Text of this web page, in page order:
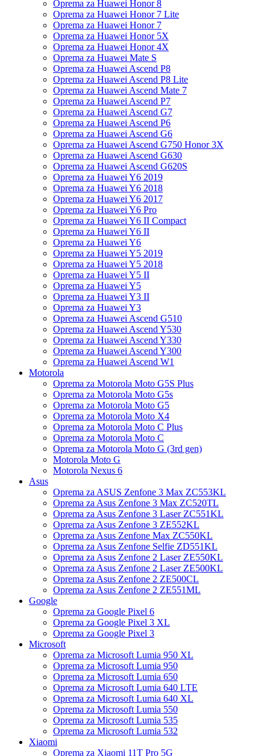
Oprema za Huawei Honor 8
Oprema za Huawei Honor 7 Lite
Oprema za Huawei Honor 7
Oprema za Huawei Honor 5X
Oprema za Huawei Honor 4X
Oprema za Huawei Mate S
Oprema za Huawei Ascend P8
Oprema za Huawei Ascend P8 Lite
Oprema za Huawei Ascend Mate 7
Oprema za Huawei Ascend P7
Oprema za Huawei Ascend G7
Oprema za Huawei Ascend P6
Oprema za Huawei Ascend G6
Oprema za Huawei Ascend G750 Honor 3X
Oprema za Huawei Ascend G630
Oprema za Huawei Ascend G620S
Oprema za Huawei Y6 2019
Oprema za Huawei Y6 2018
Oprema za Huawei Y6 2017
Oprema za Huawei Y6 Pro
Oprema za Huawei Y6 II Compact
Oprema za Huawei Y6 II
Oprema za Huawei Y6
Oprema za Huawei Y5 2019
Oprema za Huawei Y5 2018
Oprema za Huawei Y5 II
Oprema za Huawei Y5
Oprema za Huawei Y3 II
Oprema za Huawei Y3
Oprema za Huawei Ascend G510
Oprema za Huawei Ascend Y530
Oprema za Huawei Ascend Y330
Oprema za Huawei Ascend Y300
Oprema za Huawei Ascend W1
Motorola
Oprema za Motorola Moto G5S Plus
Oprema za Motorola Moto G5s
Oprema za Motorola Moto G5
Oprema za Motorola Moto X4
Oprema za Motorola Moto C Plus
Oprema za Motorola Moto C
Oprema za Motorola Moto G (3rd gen)
Motorola Moto G
Motorola Nexus 6
Asus
Oprema za ASUS Zenfone 3 Max ZC553KL
Oprema za Asus Zenfone 3 Max ZC520TL
Oprema za Asus Zenfone 3 Laser ZC551KL
Oprema za Asus Zenfone 3 ZE552KL
Oprema za Asus Zenfone Max ZC550KL
Oprema za Asus Zenfone Selfie ZD551KL
Oprema za Asus Zenfone 2 Laser ZE550KL
Oprema za Asus Zenfone 2 Laser ZE500KL
Oprema za Asus Zenfone 2 ZE500CL
Oprema za Asus Zenfone 2 ZE551ML
Google
Oprema za Google Pixel 6
Oprema za Google Pixel 3 XL
Oprema za Google Pixel 3
Microsoft
Oprema za Microsoft Lumia 950 XL
Oprema za Microsoft Lumia 950
Oprema za Microsoft Lumia 650
Oprema za Microsoft Lumia 640 LTE
Oprema za Microsoft Lumia 640 XL
Oprema za Microsoft Lumia 550
Oprema za Microsoft Lumia 535
Oprema za Microsoft Lumia 532
Xiaomi
Oprema za Xiaomi 11T Pro 5G